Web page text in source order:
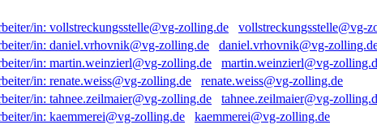
vollstreckungsstelle@vg-
daniel.vrhovnik@vg-
martin.weinzierl@vg-
renate.weiss@vg-zolling.de
tahnee.zeilmaier@vg-
kaemmerei@vg-zolling.de